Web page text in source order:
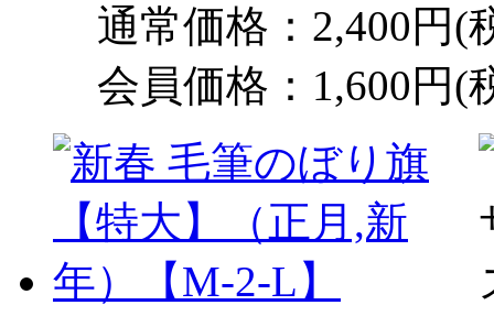
通常価格：2,400円(
会員価格：1,600円(